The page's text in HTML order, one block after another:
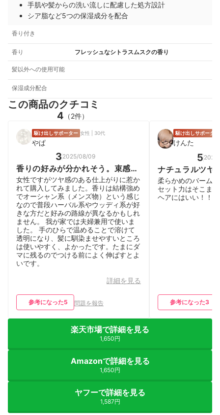
手肌や髪からの洗い流しに配慮した処方設計
シア脂など5つの保湿成分を配合
香り付き
香り フレッシュなシトラスムスクの香り
髪以外への使用可能
保湿成分配合
この商品のクチコミ
4 （2件）
駆け出しサポーター 女性 | 30代
やぱ
3 2025/08/09
香りの好みが分かれそう。束感は
Good。
女性ですがツヤ感のある仕上がりに惹か
れて購入してみました。香りは結構強め
でオーシャン系（メンズ物）という感じ
なので普段ハーバル系やウッディ系が好
きな方だと好みの路線が異なるかもしれ
ません。 我が家では夫婦兼用で使いま
した。 手のひらで温めることで溶けて
透明になり、髪に馴染ませやすいところ
は使いやすく、よかったです。たまにダ
マに残るのでつける前によく伸ばすとよ
いです。
詳細を見る
参考になった5 問題を報告
駆け出しサポーター
けんた
5
ナチュラルツヤ
柔らかめのバーム
セット力はそこま
ヘアにはいい！！
参考になった3
楽天市場で詳細を見る
1,650円
Amazonで詳細を見る
1,650円
ヤフーで詳細を見る
1,587円